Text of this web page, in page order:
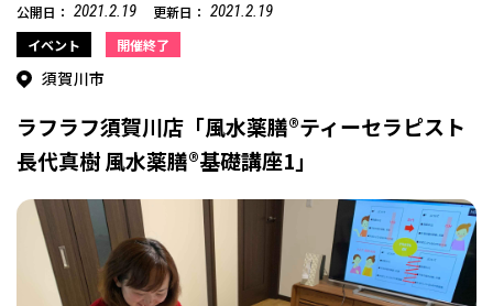
お酒 中華
デート・友達と アウトドア
美容アイテム エイジングケア メンズ
ファッション
スポーツ・アウト
ドア
ギフト・お土産 キッズ
保険 病院・クリニック ペット
リフォーム・リノ
ベーション
自治体インフォ その他
公開日： 2021.2.19 更新日： 2021.2.19
イベント 開催終了
須賀川市
ラフラフ須賀川店「風水薬膳®ティーセラピスト
長代真樹 風水薬膳®︎基礎講座1」